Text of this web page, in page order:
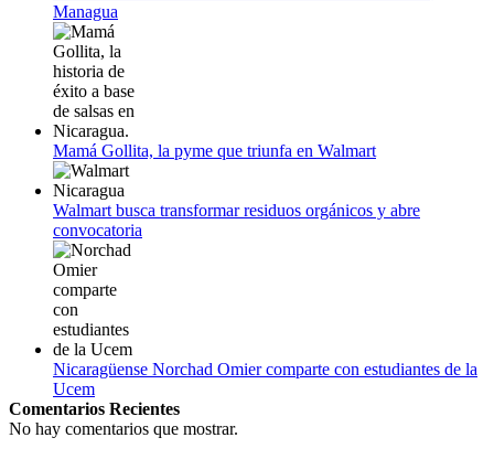
Managua
Mamá Gollita, la pyme que triunfa en Walmart
Walmart busca transformar residuos orgánicos y abre
convocatoria
Nicaragüense Norchad Omier comparte con estudiantes de la
Ucem
Comentarios Recientes
No hay comentarios que mostrar.